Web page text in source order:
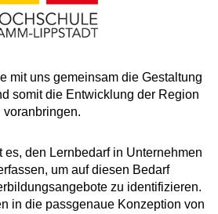
mit uns gemeinsam die Gestaltung
somit die Entwicklung der Region
voranbringen.
es, den Lernbedarf in Unternehmen
um auf diesen Bedarf
zu identifizieren.
in die passgenaue Konzeption von